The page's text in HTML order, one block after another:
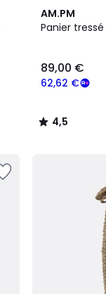
AM.PM
Panier
62,62 €
89,00 €
4,5
/ 5
4,5
/